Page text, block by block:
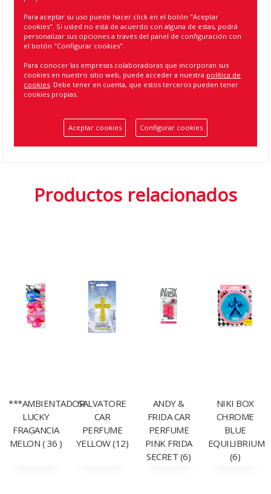
AMBIENTADOR CLIP DR MARCUS PREMIUM
LEGEND WILLD FUSSION (18)
Referencia:191179
EAN13:5903686505577
Volver atrás
Productos relacionados
***AMBIENTADOR
LUCKY
FRAGANCIA
MELON ( 36 )
SALVATORE
CAR
PERFUME
YELLOW (12)
ANDY &
FRIDA CAR
PERFUME
PINK FRIDA
SECRET (6)
NIKI BOX
CHROME
BLUE
EQUILIBRIUM
(6)
Para aceptar su uso puede hacer click en el botón "Aceptar
cookies". Si usted no está de acuerdo con alguna de estas, podrá
personalizar sus opciones a través del panel de configuración con
el botón "Configurar cookies".
Para conocer las empresas colaboradoras que incorporan sus
cookies en nuestro sitio web, puede acceder a nuestra política de
cookies. Debe tener en cuenta, que estos terceros pueden tener
cookies propias.
Aceptar cookies Configurar cookies